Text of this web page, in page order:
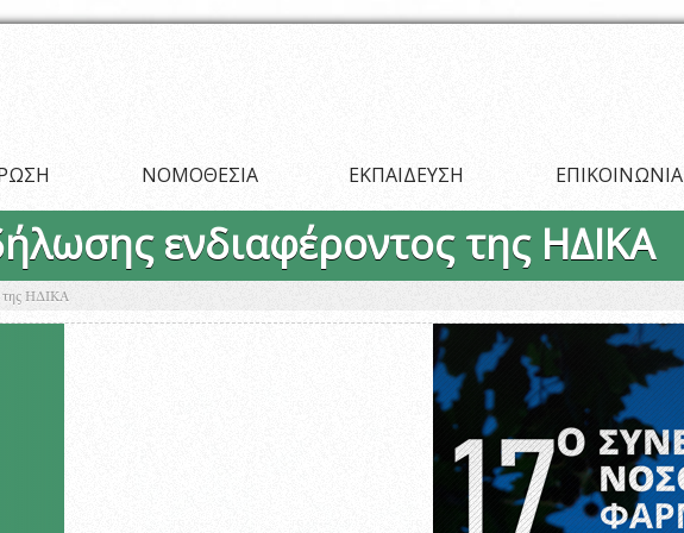
ΝΟΜΟΘΕΣΙΑ ΕΚΠΑΙΔΕΥΣΗ ΕΠΙΚΟΙΝΩΝΙΑ
ενδιαφέροντος της ΗΔΙΚΑ
της ΗΔΙΚΑ